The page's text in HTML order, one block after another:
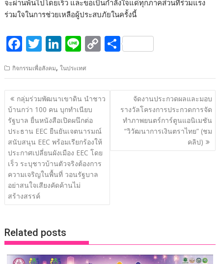
จะผ่านพ้นไปโดยเร็ว และขอเป็นกำลังใจแด่ทุกภาคส่วนที่ร่วมแรง
ร่วมใจในการช่วยเหลือผู้ประสบภัยในครั้งนี้
F
ac
e
b
o
o
k
T
itt
er
Li
n
k
e
dI
n
Li
e
C
p
y
Li
n
k
S
ar
e
กิจกรรมเพื่อสังคม,ในประเทศ
แนะแนว
เรื่อง
กลุ่มร่วมพัฒนาเขาดิน นำชาว
บ้านกว่า 100 คน บุกทำเนียบ
รัฐบาล ยื่นหนังสือเปิดผนึกต่อ
ประธาน EEC ยืนยันเจตนารมณ์
สนับสนุน EEC พร้อมเรียกร้องให้
ประกาศเปลี่ยนผังเมือง EEC โดย
เร็ว ระบุชาวบ้านตัวจริงต้องการ
ความเจริญในพื้นที่ วอนรัฐบาล
อย่าสนใจเสียงคัดค้านไม่
สร้างสรรค์
จัดงานประกวดผลและมอบ
รางวัลโครงการประกวดการจัด
ทำภาพยนตร์การ์ตูนแอนิเมชัน
“วิวัฒนาการเงินตราไทย” (ชม
คลิป)
Related posts